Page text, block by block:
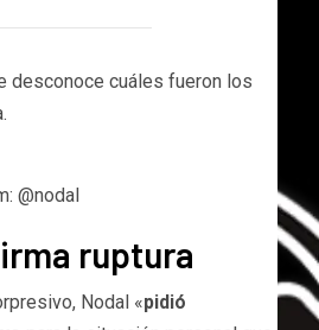
desconoce cuáles fueron los
@nodal
ruptura
Nodal «pidió